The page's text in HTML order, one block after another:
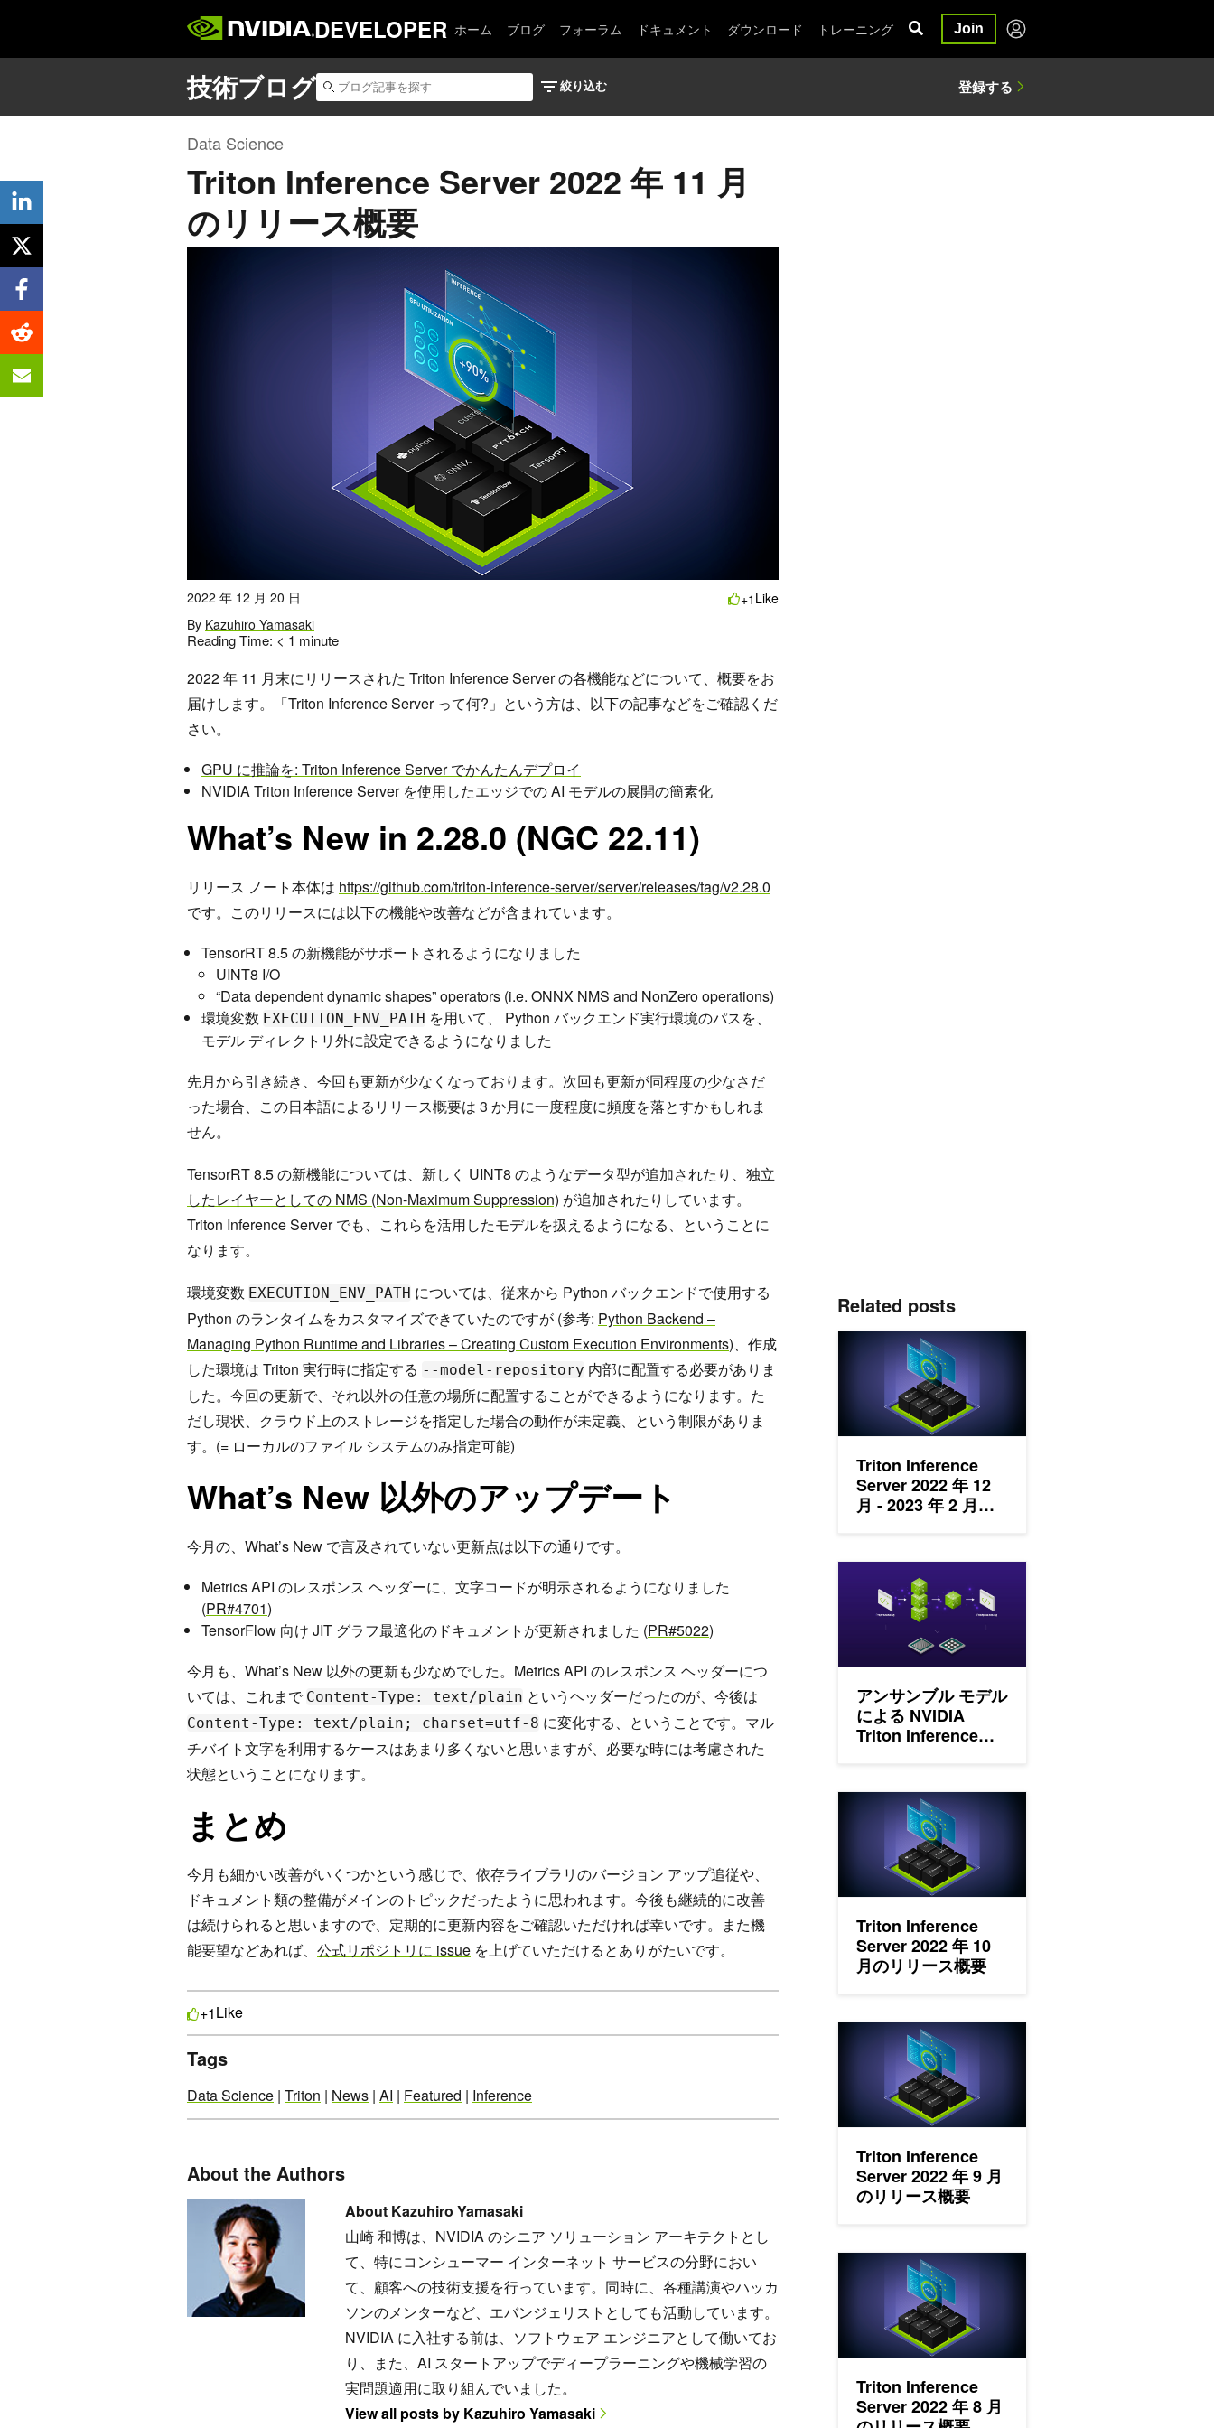
DEVELOPER ホーム ブログ フォーラム ドキュメント ダウンロード トレーニング Join
Data Science
Triton Inference Server 2022 年 11 月
のリリース概要
2022 年 12 月 20 日
By Kazuhiro Yamasaki
+1 Like
Reading Time: < 1 minute
2022 年 11 月末にリリースされた Triton Inference Server の各機能などについて、概要をお
届けします。「Triton Inference Server って何?」という方は、以下の記事などをご確認くだ
さい。
GPU に推論を: Triton Inference Server でかんたんデプロイ
NVIDIA Triton Inference Server を使用したエッジでの AI モデルの展開の簡素化
What’s New in 2.28.0 (NGC 22.11)
リリース ノート本体は https://github.com/triton-inference-server/server/releases/tag/v2.28.0
です。このリリースには以下の機能や改善などが含まれています。
TensorRT 8.5 の新機能がサポートされるようになりました
UINT8 I/O
“Data dependent dynamic shapes” operators (i.e. ONNX NMS and NonZero operations)
環境変数 EXECUTION_ENV_PATH を用いて、 Python バックエンド実行環境のパスを、
モデル ディレクトリ外に設定できるようになりました
先月から引き続き、今回も更新が少なくなっております。次回も更新が同程度の少なさだ
った場合、この日本語によるリリース概要は 3 か月に一度程度に頻度を落とすかもしれま
せん。
TensorRT 8.5 の新機能については、新しく UINT8 のようなデータ型が追加されたり、 独立
したレイヤーとしての NMS (Non-Maximum Suppression) が追加されたりしています。
Triton Inference Server でも、これらを活用したモデルを扱えるようになる、ということに
なります。
環境変数 EXECUTION_ENV_PATH については、従来から Python バックエンドで使用する
Python のランタイムをカスタマイズできていたのですが (参考: Python Backend –
Managing Python Runtime and Libraries – Creating Custom Execution Environments)、作成
した環境は Triton 実行時に指定する --model-repository 内部に配置する必要がありま
した。今回の更新で、それ以外の任意の場所に配置することができるようになります。た
だし現状、クラウド上のストレージを指定した場合の動作が未定義、という制限がありま
す。(= ローカルのファイル システムのみ指定可能)
What’s New 以外のアップデート
今月の、What’s New で言及されていない更新点は以下の通りです。
Metrics API のレスポンス ヘッダーに、文字コードが明示されるようになりました
(PR#4701)
TensorFlow 向け JIT グラフ最適化のドキュメントが更新されました (PR#5022)
今月も、What’s New 以外の更新も少なめでした。Metrics API のレスポンス ヘッダーにつ
いては、これまで Content-Type: text/plain というヘッダーだったのが、今後は
Content-Type: text/plain; charset=utf-8 に変化する、ということです。マル
チバイト文字を利用するケースはあまり多くないと思いますが、必要な時には考慮された
状態ということになります。
まとめ
今月も細かい改善がいくつかという感じで、依存ライブラリのバージョン アップ追従や、
ドキュメント類の整備がメインのトピックだったように思われます。今後も継続的に改善
は続けられると思いますので、定期的に更新内容をご確認いただければ幸いです。また機
能要望などあれば、 公式リポジトリに issue を上げていただけるとありがたいです。
+1Like
Tags
Data Science | Triton | News | AI | Featured | Inference
About the Authors
About Kazuhiro Yamasaki
山崎 和博は、NVIDIA のシニア ソリューション アーキテクトとし
て、特にコンシューマー インターネット サービスの分野におい
て、顧客への技術支援を行っています。同時に、各種講演やハッカ
ソンのメンターなど、エバンジェリストとしても活動しています。
NVIDIA に入社する前は、ソフトウェア エンジニアとして働いてお
り、また、AI スタートアップでディープラーニングや機械学習の
実問題適用に取り組んでいました。
View all posts by Kazuhiro Yamasaki
Related posts
Triton Inference
Server 2022 年 12
月 - 2023 年 2 月の
Triton Inference Server 2022 年 12 月 - 2023 年 2 月のリリー
アンサンブル モデル
による NVIDIA
Triton Inference
のサービング
アンサンブル モデルによる NVIDIA Triton Inference Server
Triton Inference
Server 2022 年 10
月のリリース概要
Triton Inference Server 2022 年 10 月のリリース概要
Triton Inference
Server 2022 年 9 月
のリリース概要
Triton Inference Server 2022 年 9 月のリリース概要
Triton Inference
Server 2022 年 8 月
Triton Inference Server 2022 年 8 月のリリース概要